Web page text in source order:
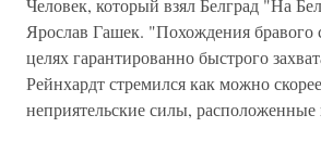
Человек, который взял Белград "На
Ярослав Гашек. "Похождения
целях гарантированно быстрого
Рейнхардт стремился как можно
неприятельские силы, расположенные